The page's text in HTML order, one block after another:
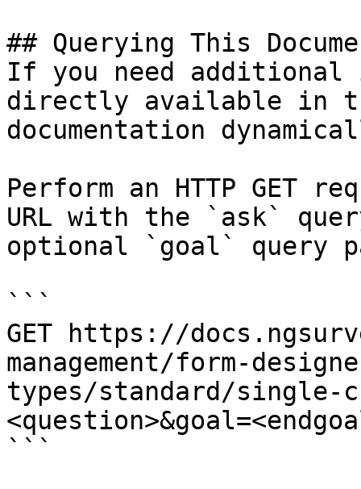
## Querying This
If you need
directly available in
documentation
Perform an HTTP GET
URL with the `ask`
optional `goal` query
```
GET https://
management/form-
types/standard/single-
```